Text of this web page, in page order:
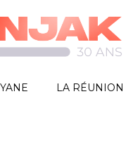
LA RÉUNION